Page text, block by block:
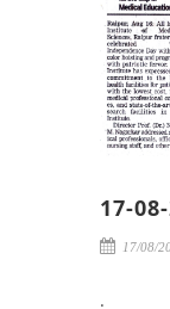
17-
17/08/
.